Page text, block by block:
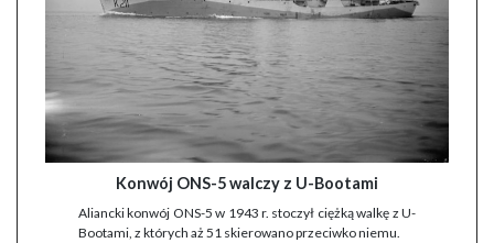
Konwój ONS-5 walczy z U-Bootami
Aliancki konwój ONS-5 w 1943 r. stoczył ciężką walkę z U-
Bootami, z których aż 51 skierowano przeciwko niemu.